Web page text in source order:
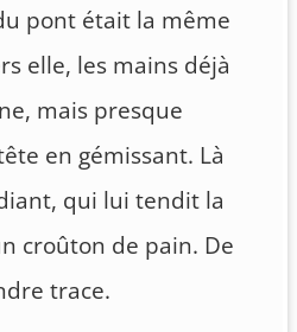
pont était la même
elle, les mains déjà
mais presque
en gémissant. Là
qui lui tendit la
croûton de pain. De
trace.